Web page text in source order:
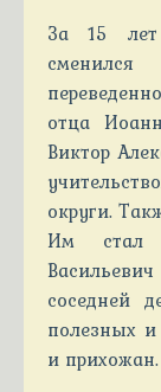
За 15 лет
отца
Виктор
округи.
Им стал
соседней
полезных
и прихожан.